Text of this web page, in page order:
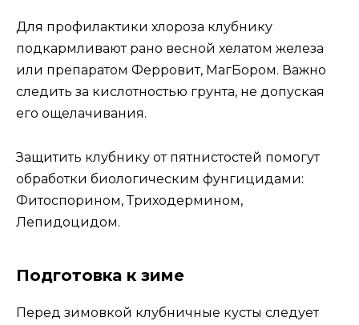
Для профилактики хлороза клубнику
подкармливают рано весной хелатом железа
или препаратом Ферровит, МагБором. Важно
следить за кислотностью грунта, не допуская
его ощелачивания.
Защитить клубнику от пятнистостей помогут
обработки биологическим фунгицидами:
Фитоспорином, Триходермином,
Лепидоцидом.
Подготовка к зиме
Перед зимовкой клубничные кусты следует